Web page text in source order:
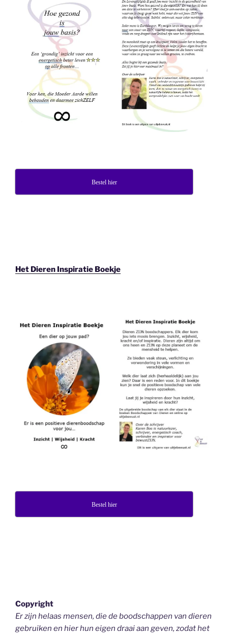
Bestel hier
Het Dieren Inspiratie Boekje
Bestel hier
Copyright
Er zijn helaas mensen, die de boodschappen van dieren
gebruiken en hier hun eigen draai aan geven, zodat het